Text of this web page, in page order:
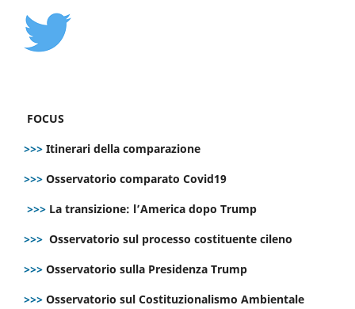
FOCUS
>>> Itinerari della comparazione
>>> Osservatorio comparato Covid19
>>> La transizione: l’America dopo Trump
>>> Osservatorio sul processo costituente cileno
>>> Osservatorio sulla Presidenza Trump
>>> Osservatorio sul Costituzionalismo Ambientale